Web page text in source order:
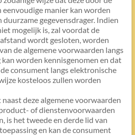
eenvoudige manier kan worden
duurzame gegevensdrager. Indien
mogelijk is, zal voordat de
wordt gesloten, worden
de algemene voorwaarden langs
worden kennisgenomen en dat
consument langs elektronische
kosteloos zullen worden
deze algemene voorwaarden
of dienstenvoorwaarden
is het tweede en derde lid van
en kan de consument